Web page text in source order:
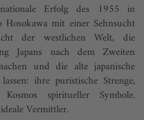
Erfolg des 1955 in
Hosokawa mit einer Sehnsucht
der westlichen Welt, die
Japans nach dem Zweiten
und die alte japanische
ihre puristische Strenge,
spiritueller Symbole.
Vermittler.